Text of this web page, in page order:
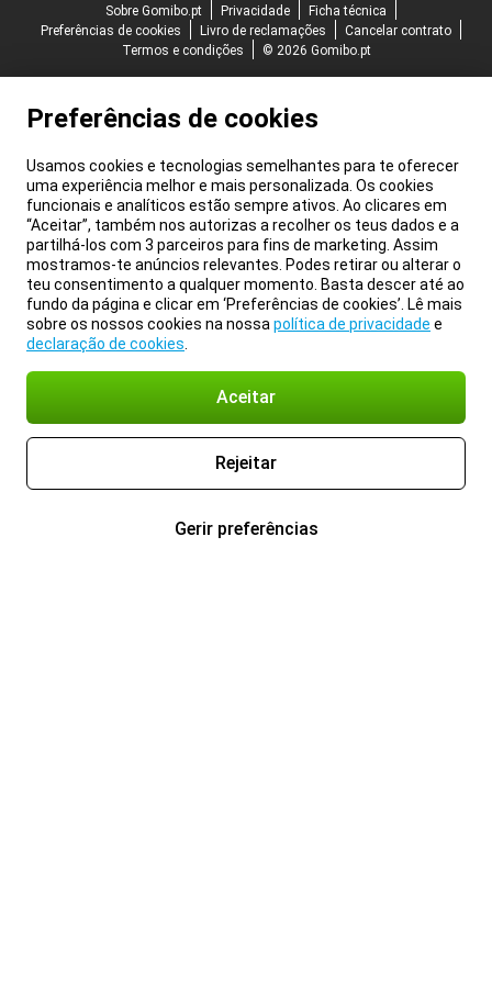
Sobre Gomibo.pt
Privacidade
Ficha técnica
Preferências de cookies
Livro de reclamações
Cancelar contrato
Termos e condições
© 2026 Gomibo.pt
Preferências de cookies
Usamos cookies e tecnologias semelhantes para te oferecer
uma experiência melhor e mais personalizada. Os cookies
funcionais e analíticos estão sempre ativos. Ao clicares em
“Aceitar”, também nos autorizas a recolher os teus dados e a
partilhá-los com 3 parceiros para fins de marketing. Assim
mostramos-te anúncios relevantes. Podes retirar ou alterar o
teu consentimento a qualquer momento. Basta descer até ao
fundo da página e clicar em ‘Preferências de cookies’. Lê mais
sobre os nossos cookies na nossa política de privacidade e
declaração de cookies
Aceitar
Rejeitar
Gerir preferências